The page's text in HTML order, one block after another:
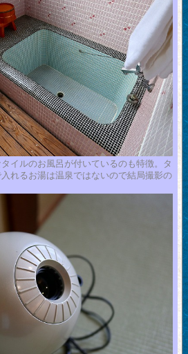
イルのお風呂が付いているのも特徴。タ
れるお湯は温泉ではないので結局撮影の